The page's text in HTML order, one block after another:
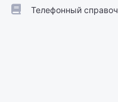
ТГУ.Расписание
Телефонный справочник